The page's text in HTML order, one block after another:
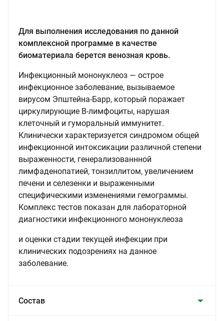
Для выполнения исследования по данной
комплексной программе в качестве
биоматериала берется венозная кровь.
Инфекционный мононуклеоз — острое
инфекционное заболевание, вызываемое
вирусом Эпштейна-Барр, который поражает
циркулирующие В-лимфоциты, нарушая
клеточный и гуморальный иммунитет.
Клинически характеризуется синдромом общей
инфекционной интоксикации различной степени
выраженности, генерализованнной
лимфаденопатией, тонзиллитом, увеличением
печени и селезенки и выраженными
специфическими изменениями гемограммы.
Комплекс тестов показан для лабораторной
диагностики инфекционного мононуклеоза
и оценки стадии текущей инфекции при
клинических подозрениях на данное
заболевание.
Состав